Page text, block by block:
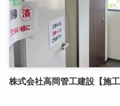
株式会社高岡管工建設【施工